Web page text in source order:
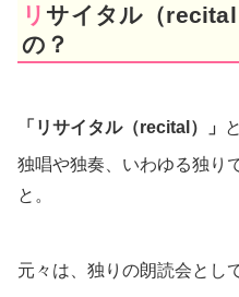
リサイタル（recital）とは、どういうも
の？
「リサイタル（recital）」
独唱や独奏、いわゆる独り
と。
元々は、独りの朗読会とし